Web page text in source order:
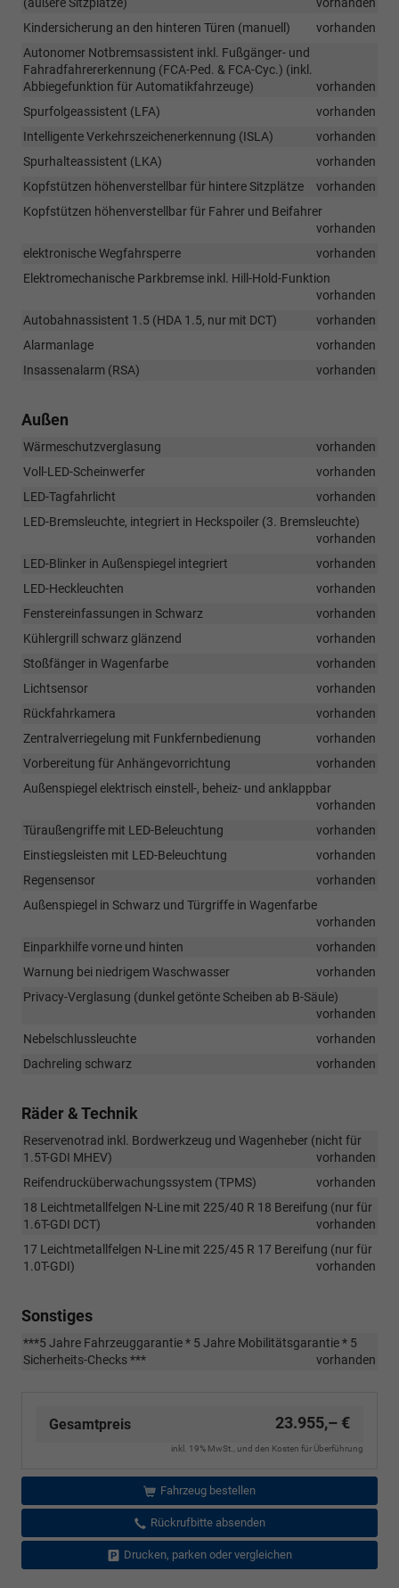
Kindersicherung an den hinteren Türen (manuell)
vorhanden
Autonomer Notbremsassistent inkl. Fußgänger- und
Fahradfahrererkennung (FCA-Ped. & FCA-Cyc.) (inkl.
Abbiegefunktion für Automatikfahrzeuge)
vorhanden
Spurfolgeassistent (LFA)
vorhanden
Intelligente Verkehrszeichenerkennung (ISLA)
vorhanden
Spurhalteassistent (LKA)
vorhanden
Kopfstützen höhenverstellbar für hintere Sitzplätze
vorhanden
Kopfstützen höhenverstellbar für Fahrer und Beifahrer
vorhanden
elektronische Wegfahrsperre
vorhanden
Elektromechanische Parkbremse inkl. Hill-Hold-Funktion
vorhanden
Autobahnassistent 1.5 (HDA 1.5, nur mit DCT)
vorhanden
Alarmanlage
vorhanden
Insassenalarm (RSA)
vorhanden
Außen
Wärmeschutzverglasung
vorhanden
Voll-LED-Scheinwerfer
vorhanden
LED-Tagfahrlicht
vorhanden
LED-Bremsleuchte, integriert in Heckspoiler (3. Bremsleuchte)
vorhanden
LED-Blinker in Außenspiegel integriert
vorhanden
LED-Heckleuchten
vorhanden
Fenstereinfassungen in Schwarz
vorhanden
Kühlergrill schwarz glänzend
vorhanden
Stoßfänger in Wagenfarbe
vorhanden
Lichtsensor
vorhanden
Rückfahrkamera
vorhanden
Zentralverriegelung mit Funkfernbedienung
vorhanden
Vorbereitung für Anhängevorrichtung
vorhanden
Außenspiegel elektrisch einstell-, beheiz- und anklappbar
vorhanden
Türaußengriffe mit LED-Beleuchtung
vorhanden
Einstiegsleisten mit LED-Beleuchtung
vorhanden
Regensensor
vorhanden
Außenspiegel in Schwarz und Türgriffe in Wagenfarbe
vorhanden
Einparkhilfe vorne und hinten
vorhanden
Warnung bei niedrigem Waschwasser
vorhanden
Privacy-Verglasung (dunkel getönte Scheiben ab B-Säule)
vorhanden
Nebelschlussleuchte
vorhanden
Dachreling schwarz
vorhanden
Räder & Technik
Reservenotrad inkl. Bordwerkzeug und Wagenheber (nicht für
1.5T-GDI MHEV)
vorhanden
Reifendrucküberwachungssystem (TPMS)
vorhanden
18 Leichtmetallfelgen N-Line mit 225/40 R 18 Bereifung (nur für
1.6T-GDI DCT)
vorhanden
17 Leichtmetallfelgen N-Line mit 225/45 R 17 Bereifung (nur für
1.0T-GDI)
vorhanden
Sonstiges
***5 Jahre Fahrzeuggarantie * 5 Jahre Mobilitätsgarantie * 5
Sicherheits-Checks ***
vorhanden
Gesamtpreis 23.955,– €
inkl. 19% MwSt., und den Kosten für Überführung
Fahrzeug bestellen
Rückrufbitte absenden
Drucken, parken oder vergleichen